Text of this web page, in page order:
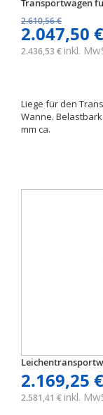
Transportwagen
2.610,56 €
2.047,50 €
2.436,53 € inkl.
Liege für den
Wanne.
mm ca.
2.169,25 €
2.581,41 € inkl.